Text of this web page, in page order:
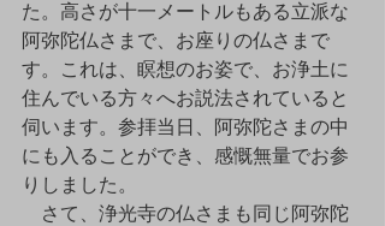
た。高さが十一メートルもある立派な
阿弥陀仏さまで、お座りの仏さまで
す。これは、瞑想のお姿で、お浄土に
住んでいる方々へお説法されていると
伺います。参拝当日、阿弥陀さまの中
にも入ることができ、感慨無量でお参
りしました。
さて、浄光寺の仏さまも同じ阿弥陀